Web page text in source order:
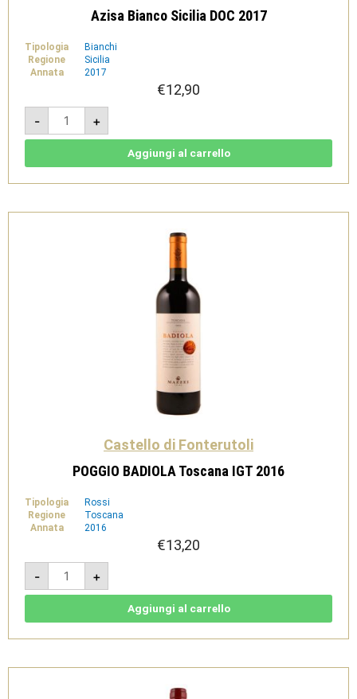
Azisa Bianco Sicilia DOC 2017
Tipologia
Bianchi
Regione
Sicilia
Annata
2017
€12,90
-
Azisa
Bianco
Sicilia
DOC
+
Aggiungi al carrello
Castello di Fonterutoli
POGGIO BADIOLA Toscana IGT 2016
Tipologia
Rossi
Regione
Toscana
Annata
2016
€13,20
-
POGGIO
BADIOLA
Toscana
IGT
+
Aggiungi al carrello